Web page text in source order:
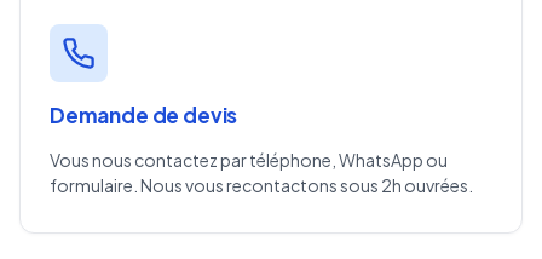
Demande de devis
Vous nous contactez par téléphone, WhatsApp ou
formulaire. Nous vous recontactons sous 2h ouvrées.